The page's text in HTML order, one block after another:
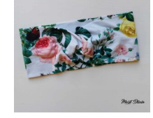
saab
teha
tootelehel.